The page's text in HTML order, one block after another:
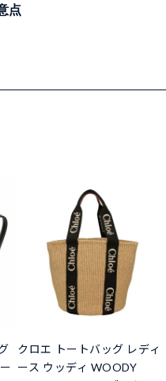
点
クロエ トートバッグ レディ
ース ウッディ WOODY